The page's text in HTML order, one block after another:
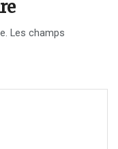
Les champs